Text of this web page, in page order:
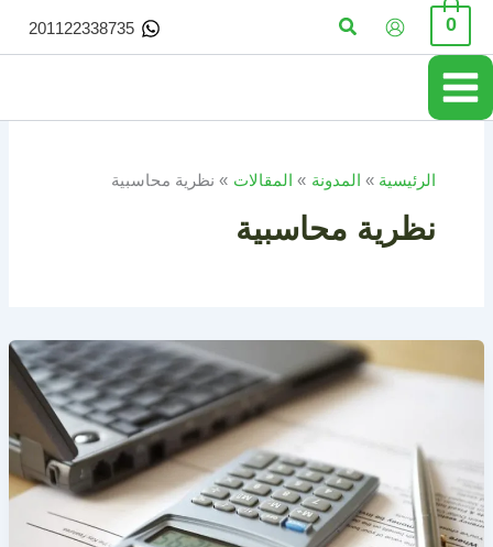
تخطي
المحتوى
0 البحث 201122338735
الرئيسية المدونة المقالات نظرية محاسبية
نظرية محاسبية